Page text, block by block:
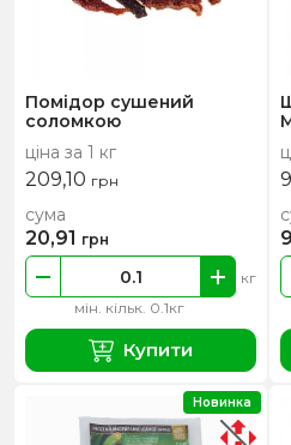
Помідор сушений
соломкою
ціна за 1 кг
209,10 грн
мін. кільк. 0.1кг
кг
сума
20,91 грн
Купити
Новинка